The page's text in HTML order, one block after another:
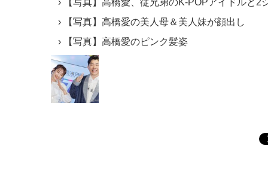
【写真】高橋愛の美人母＆美人妹が顔出し
【写真】高橋愛のピンク髪姿